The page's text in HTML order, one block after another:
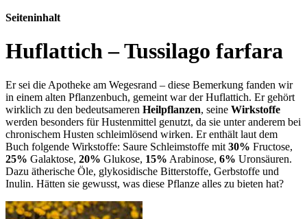
Seiteninhalt
Huflattich – Tussilago farfara
Er sei die Apotheke am Wegesrand – diese Bemerkung fanden wir
in einem alten Pflanzenbuch, gemeint war der Huflattich. Er gehört
wirklich zu den bedeutsameren Heilpflanzen, seine Wirkstoffe
werden besonders für Hustenmittel genutzt, da sie unter anderem bei
chronischem Husten schleimlösend wirken. Er enthält laut dem
Buch folgende Wirkstoffe: Saure Schleimstoffe mit 30% Fructose,
25% Galaktose, 20% Glukose, 15% Arabinose, 6% Uronsäuren.
Dazu ätherische Öle, glykosidische Bitterstoffe, Gerbstoffe und
Inulin. Hätten sie gewusst, was diese Pflanze alles zu bieten hat?